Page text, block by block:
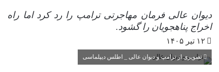
دیوان عالی فرمان مهاجرتی ترامپ را رد کرد اما راه
اخراج پناهجویان را گشود.
۱۲ تیر ۱۴۰۵
تصویری از ترامپ و دیوان عالی _ اطلس دیپلماسی